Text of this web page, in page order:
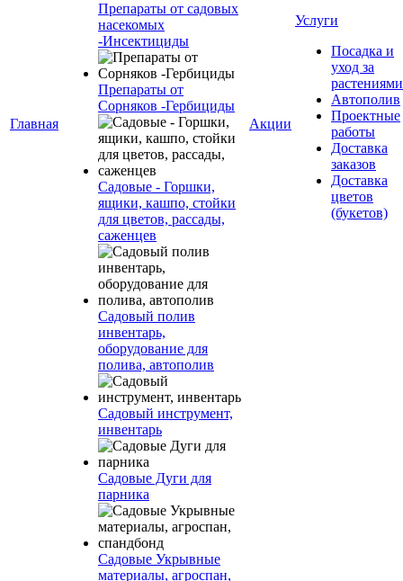
Главная
Препараты от садовых
насекомых
-Инсектициды
Препараты от
Сорняков -Гербициды
Садовые - Горшки,
ящики, кашпо, стойки
для цветов, рассады,
саженцев
Садовый полив
инвентарь,
оборудование для
полива, автополив
Садовый инструмент,
инвентарь
Садовые Дуги для
парника
Садовые Укрывные
материалы, агроспан,
Акции
Услуги
Посадка и
уход за
растениями
Автополив
Проектные
работы
Доставка
заказов
Доставка
цветов
(букетов)